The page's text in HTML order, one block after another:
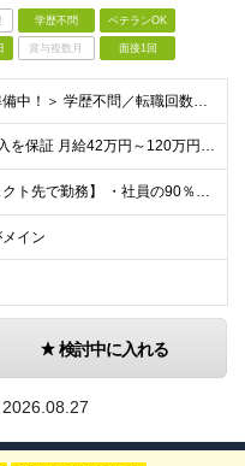
学歴不問 ベテランOK
賞与複数月 面接1回
＜新規株式上場準備中！＞ 学歴不問／転職回数不問／20代～50代の幅広い年代が活躍中です！ ▼必須要件 何らかのシステム開発経験をお持ちの方（開発・インフラ不問） ▼歓迎条件 プロジェクトマネジメ
前職給与＋αの収入を保証 月給42万円～120万円＋各種手当＋賞与 給与基準が明確かつ高還元です。 一人ひとりが安定した環境のもと、長く活躍できる職場を目指しています。 ※平均年収650万円 ・還
【全国のプロジェクト先で勤務】 ・社員の90％以上がリモートワークを導入 ・フルリモートで全国各地から勤務可 【本社】 埼玉県草加市谷塚町580-1 エスワンプラザ3F-1 【東京営業所】 東京都
イン
検討中に入れる
2026.08.27